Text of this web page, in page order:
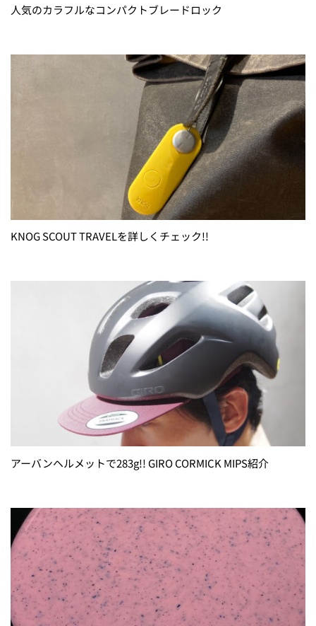
人気のカラフルなコンパクトブレードロック
KNOG SCOUT TRAVELを詳しくチェック!!
アーバンヘルメットで283g!! GIRO CORMICK MIPS紹介